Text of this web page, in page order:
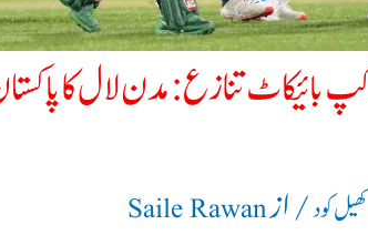
بائیکاٹ تنازع: مدن لال کا
کھیل کود/ ازSaile Rawan